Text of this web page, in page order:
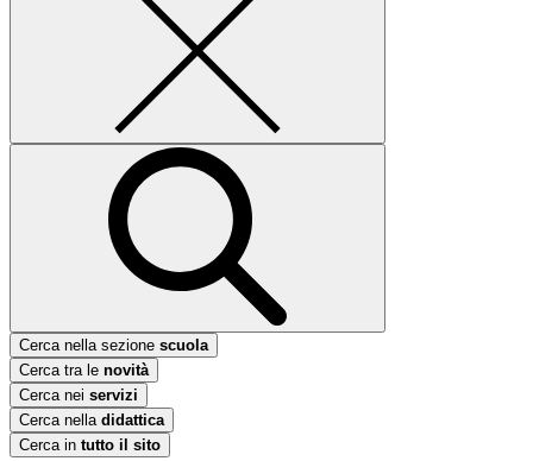
Cerca nella sezione scuola
Cerca tra le novità
Cerca nei servizi
Cerca nella didattica
Cerca in tutto il sito